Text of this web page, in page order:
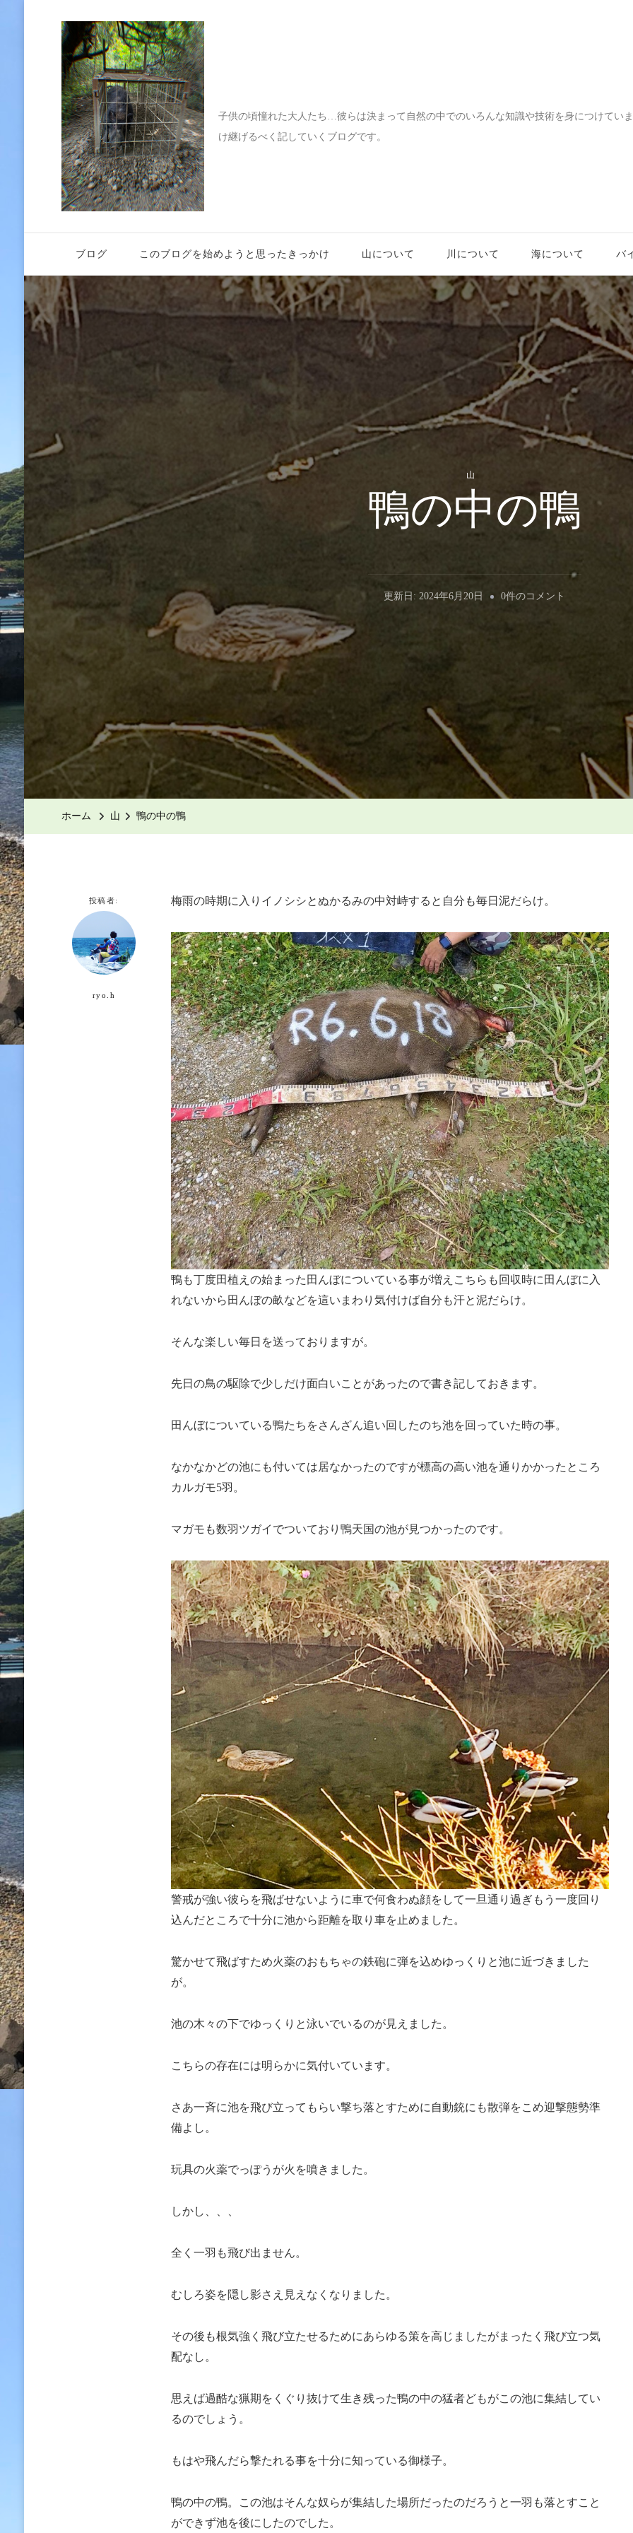
子供の頃憧れた大人たち…彼らは決まって自然の中でのいろんな知識や技術を身につけてい
け継げるべく記していくブログです。
ブログ このブログを始めようと思ったきっかけ 山について 川について 海について バ
山
鴨の中の鴨
更新日: 2024年6月20日
鴨
0件のコメント
ホーム 山 鴨の中の鴨
投稿者:
ryo.h
梅雨の時期に入りイノシシとぬかるみの中対峙すると自分も毎日泥だらけ。
鴨も丁度田植えの始まった田んぼについている事が増えこちらも回収時に田んぼに入
れないから田んぼの畝などを這いまわり気付けば自分も汗と泥だらけ。
そんな楽しい毎日を送っておりますが。
先日の鳥の駆除で少しだけ面白いことがあったので書き記しておきます。
田んぼについている鴨たちをさんざん追い回したのち池を回っていた時の事。
なかなかどの池にも付いては居なかったのですが標高の高い池を通りかかったところ
カルガモ5羽。
マガモも数羽ツガイでついており鴨天国の池が見つかったのです。
警戒が強い彼らを飛ばせないように車で何食わぬ顔をして一旦通り過ぎもう一度回り
込んだところで十分に池から距離を取り車を止めました。
驚かせて飛ばすため火薬のおもちゃの鉄砲に弾を込めゆっくりと池に近づきました
が。
池の木々の下でゆっくりと泳いでいるのが見えました。
こちらの存在には明らかに気付いています。
さあ一斉に池を飛び立ってもらい撃ち落とすために自動銃にも散弾をこめ迎撃態勢準
備よし。
玩具の火薬でっぽうが火を噴きました。
しかし、、、
全く一羽も飛び出ません。
むしろ姿を隠し影さえ見えなくなりました。
その後も根気強く飛び立たせるためにあらゆる策を高じましたがまったく飛び立つ気
配なし。
思えば過酷な猟期をくぐり抜けて生き残った鴨の中の猛者どもがこの池に集結してい
るのでしょう。
もはや飛んだら撃たれる事を十分に知っている御様子。
鴨の中の鴨。この池はそんな奴らが集結した場所だったのだろうと一羽も落とすこと
ができず池を後にしたのでした。